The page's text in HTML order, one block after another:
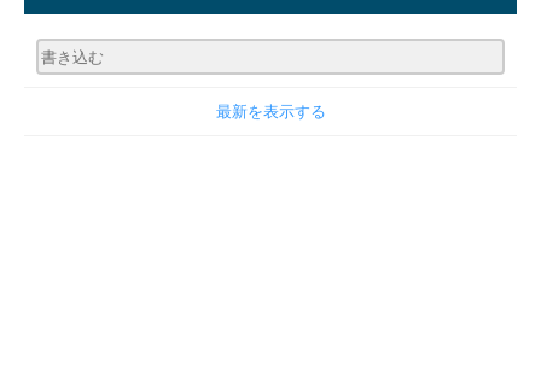
最新を表示する